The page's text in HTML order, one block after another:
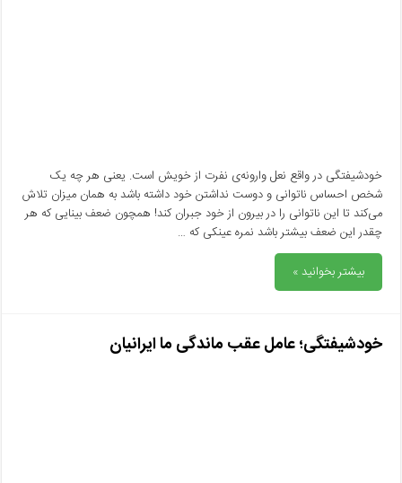
خودشیفتگی در واقع نعل وارونه‌ی نفرت از خویش است. یعنی هر چه یک
شخص احساس ناتوانی و دوست نداشتن خود داشته باشد به همان میزان تلاش
می‌کند تا این ناتوانی را در بیرون از خود جبران کند! همچون ضعف بینایی که هر
چقدر این ضعف بیشتر باشد نمره عینکی که …
بیشتر بخوانید »
خودشیفتگی؛ عامل عقب ماندگی ما ایرانیان